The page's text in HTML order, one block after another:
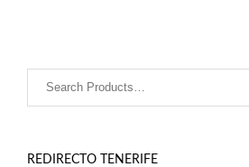
REDIRECTO TENERIFE